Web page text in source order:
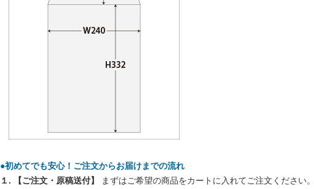
●初めてでも安心！ご注文からお届けまでの流れ
１. 【ご注文・原稿送付】
まずはご希望の商品をカートに入れてご注文ください